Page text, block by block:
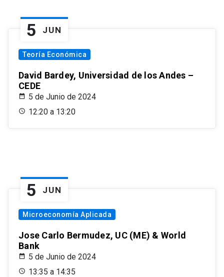
5 JUN
Teoría Económica
David Bardey, Universidad de los Andes –
CEDE
5 de Junio de 2024
12:20 a 13:20
5 JUN
Microeconomía Aplicada
Jose Carlo Bermudez, UC (ME) & World
Bank
5 de Junio de 2024
13:35 a 14:35